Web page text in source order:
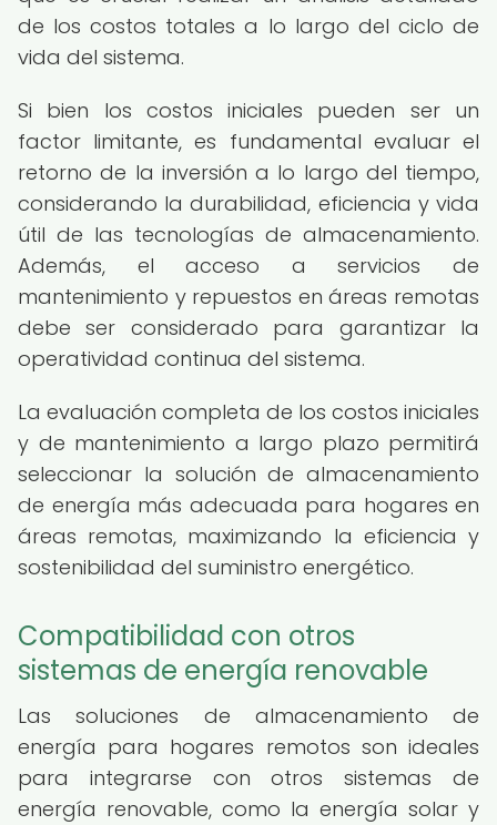
de los costos totales a lo largo del ciclo de
vida del sistema.
Si bien los costos iniciales pueden ser un
factor limitante, es fundamental evaluar el
retorno de la inversión a lo largo del tiempo,
considerando la durabilidad, eficiencia y vida
útil de las tecnologías de almacenamiento.
Además, el acceso a servicios de
mantenimiento y repuestos en áreas remotas
debe ser considerado para garantizar la
operatividad continua del sistema.
La evaluación completa de los costos iniciales
y de mantenimiento a largo plazo permitirá
seleccionar la solución de almacenamiento
de energía más adecuada para hogares en
áreas remotas, maximizando la eficiencia y
sostenibilidad del suministro energético.
Compatibilidad con otros
sistemas de energía renovable
Las soluciones de almacenamiento de
energía para hogares remotos son ideales
para integrarse con otros sistemas de
energía renovable, como la energía solar y